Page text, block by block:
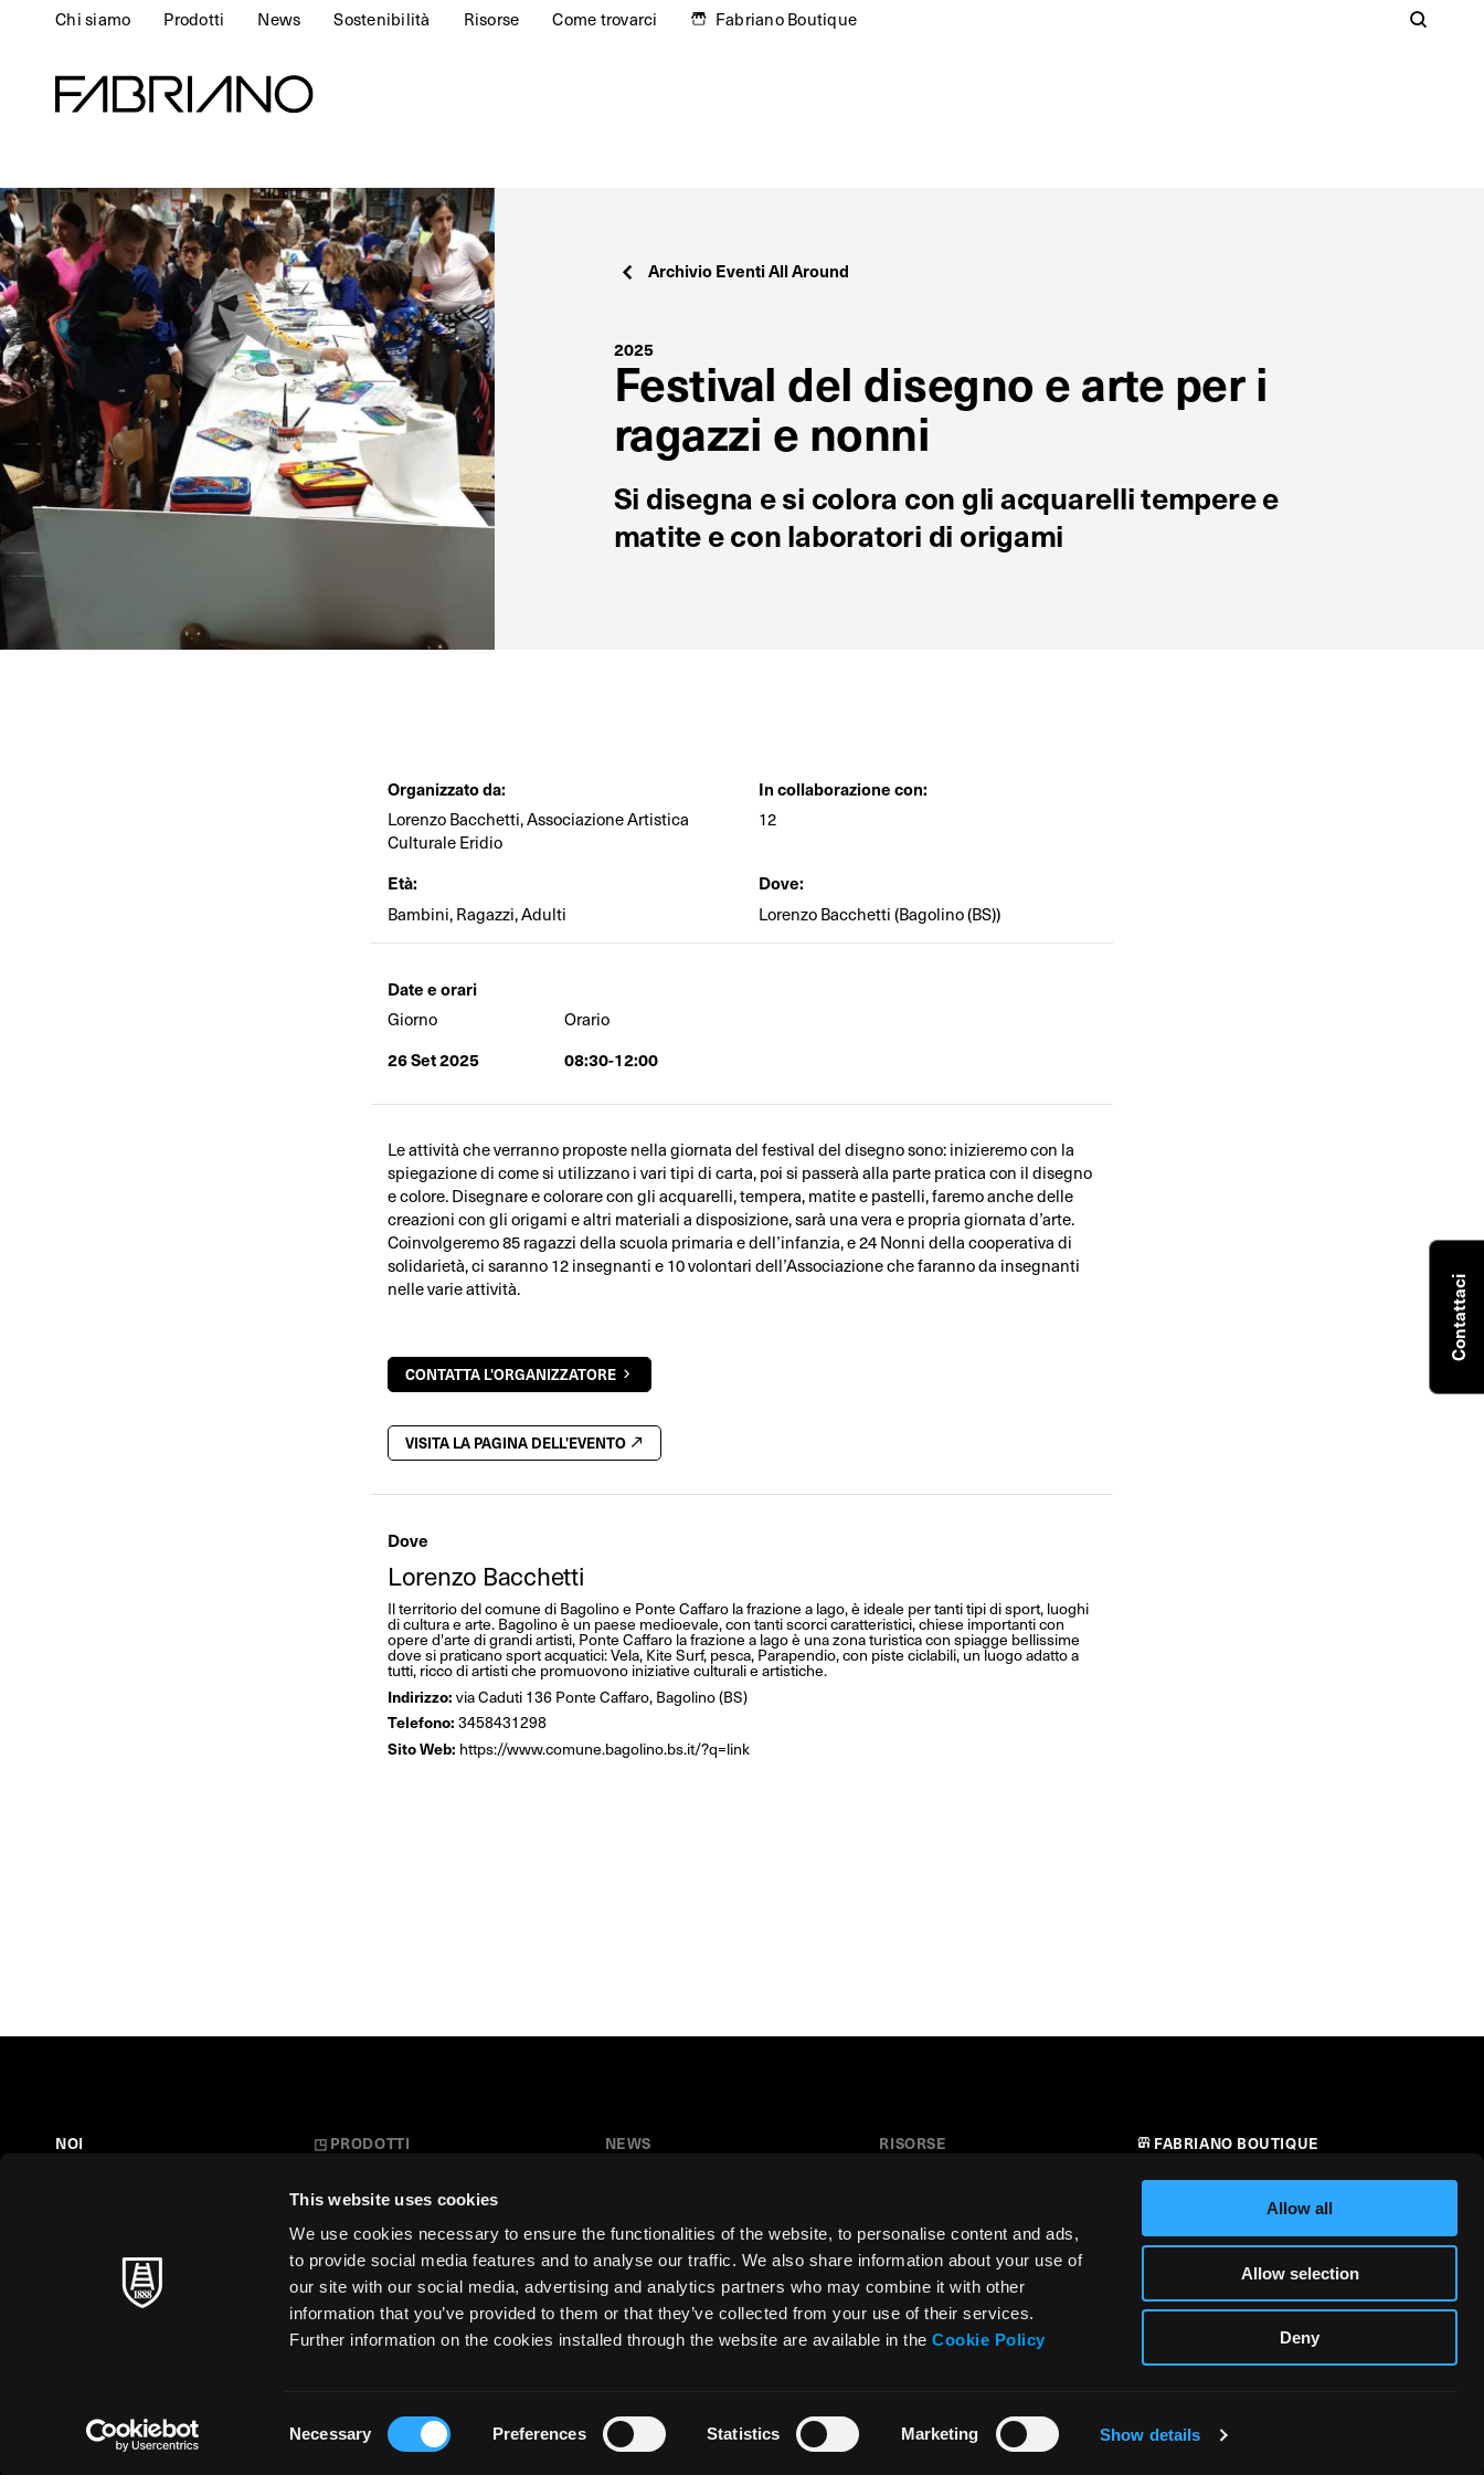
This website uses cookies
We use cookies necessary to ensure the functionalities of the website, to personalise content and ads,
to provide social media features and to analyse our traffic. We also share information about your use of
our site with our social media, advertising and analytics partners who may combine it with other
information that you’ve provided to them or that they’ve collected from your use of their services.
Further information on the cookies installed through the website are available in theCookie Policy
Necessary Preferences Statistics Marketing Show details
Allow all
Allow selection
Deny
Chi siamo Prodotti News Sostenibilità Risorse Come trovarci Fabriano Boutique
Archivio Eventi All Around
2025
Festival del disegno e arte per i
ragazzi e nonni
Si disegna e si colora con gli acquarelli tempere e
matite e con laboratori di origami
Organizzato da:
Lorenzo Bacchetti, Associazione Artistica
Culturale Eridio
In collaborazione con:
12
Età:
Bambini, Ragazzi, Adulti
Dove:
Lorenzo Bacchetti (Bagolino (BS))
Date e orari
Giorno Orario
26 Set 2025 08:30-12:00
Le attività che verranno proposte nella giornata del festival del disegno sono: inizieremo con la
spiegazione di come si utilizzano i vari tipi di carta, poi si passerà alla parte pratica con il disegno
e colore. Disegnare e colorare con gli acquarelli, tempera, matite e pastelli, faremo anche delle
creazioni con gli origami e altri materiali a disposizione, sarà una vera e propria giornata d’arte.
Coinvolgeremo 85 ragazzi della scuola primaria e dell’infanzia, e 24 Nonni della cooperativa di
solidarietà, ci saranno 12 insegnanti e 10 volontari dell’Associazione che faranno da insegnanti
nelle varie attività.
CONTATTA L'ORGANIZZATORE
VISITA LA PAGINA DELL'EVENTO
Dove
Lorenzo Bacchetti
Il territorio del comune di Bagolino e Ponte Caffaro la frazione a lago, è ideale per tanti tipi di sport, luoghi
di cultura e arte. Bagolino è un paese medioevale, con tanti scorci caratteristici, chiese importanti con
opere d'arte di grandi artisti, Ponte Caffaro la frazione a lago è una zona turistica con spiagge bellissime
dove si praticano sport acquatici: Vela, Kite Surf, pesca, Parapendio, con piste ciclabili, un luogo adatto a
tutti, ricco di artisti che promuovono iniziative culturali e artistiche.
Indirizzo: via Caduti 136 Ponte Caffaro, Bagolino (BS)
Telefono: 3458431298
Sito Web: https://www.comune.bagolino.bs.it/?q=link
Contattaci
NOI
MAESTRI SENZA TEMPO
◳ PRODOTTI
Carte Creative
Cartoleria
Stampa d'Arte
NEWS
Collaborazioni
Festival del Disegno
Residenza d’artista
RISORSE
Download
Area insegnanti
FABRIANO BOUTIQUE
RIVENDITORI
SICUREZZA DEI PRODOTTI –